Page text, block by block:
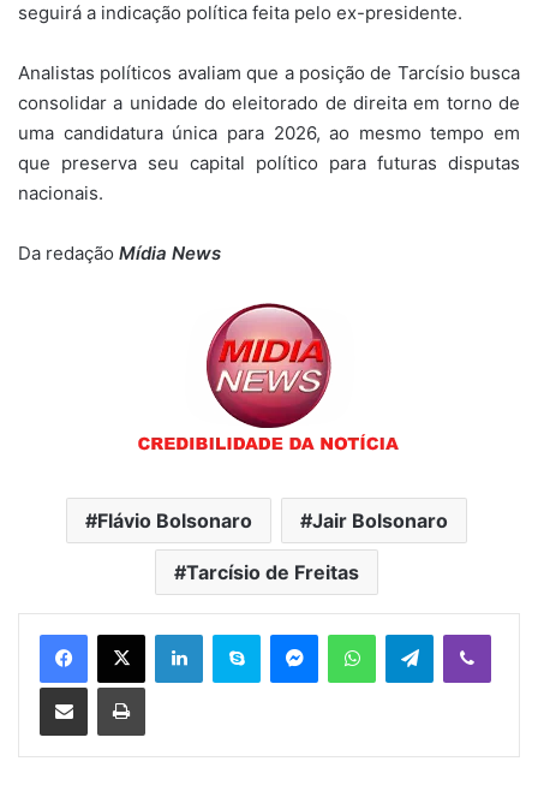
seguirá a indicação política feita pelo ex-presidente.
Analistas políticos avaliam que a posição de Tarcísio busca
consolidar a unidade do eleitorado de direita em torno de
uma candidatura única para 2026, ao mesmo tempo em
que preserva seu capital político para futuras disputas
nacionais.
Da redação Mídia News
Flávio Bolsonaro Jair Bolsonaro
Tarcísio de Freitas
Telegram